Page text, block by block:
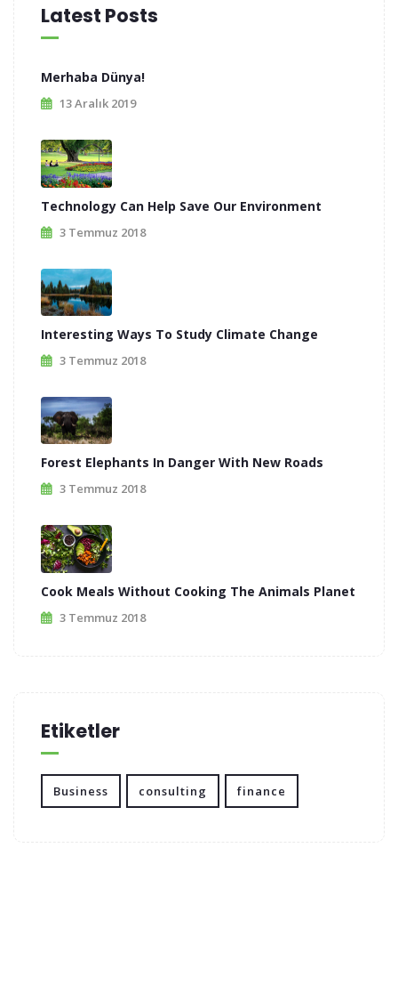
Latest Posts
Merhaba Dünya!
13 Aralık 2019
Technology Can Help Save Our Environment
3 Temmuz 2018
Interesting Ways To Study Climate Change
3 Temmuz 2018
Forest Elephants In Danger With New Roads
3 Temmuz 2018
Cook Meals Without Cooking The Animals Planet
3 Temmuz 2018
Etiketler
Business consulting finance